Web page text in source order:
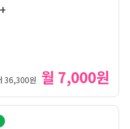
36,300원 월 7,000원